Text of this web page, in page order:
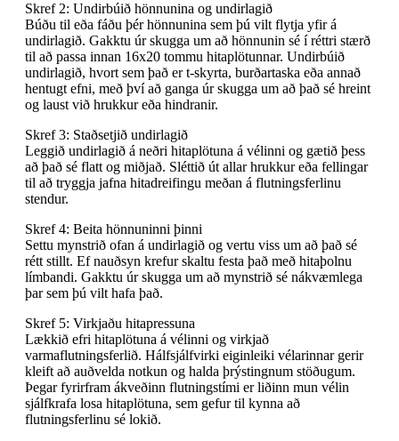
Skref 2: Undirbúið hönnunina og undirlagið
Búðu til eða fáðu þér hönnunina sem þú vilt flytja yfir á
undirlagið. Gakktu úr skugga um að hönnunin sé í réttri stærð
til að passa innan 16x20 tommu hitaplötunnar. Undirbúið
undirlagið, hvort sem það er t-skyrta, burðartaska eða annað
hentugt efni, með því að ganga úr skugga um að það sé hreint
og laust við hrukkur eða hindranir.
Skref 3: Staðsetjið undirlagið
Leggið undirlagið á neðri hitaplötuna á vélinni og gætið þess
að það sé flatt og miðjað. Sléttið út allar hrukkur eða fellingar
til að tryggja jafna hitadreifingu meðan á flutningsferlinu
stendur.
Skref 4: Beita hönnuninni þinni
Settu mynstrið ofan á undirlagið og vertu viss um að það sé
rétt stillt. Ef nauðsyn krefur skaltu festa það með hitaþolnu
límbandi. Gakktu úr skugga um að mynstrið sé nákvæmlega
þar sem þú vilt hafa það.
Skref 5: Virkjaðu hitapressuna
Lækkið efri hitaplötuna á vélinni og virkjað
varmaflutningsferlið. Hálfsjálfvirki eiginleiki vélarinnar gerir
kleift að auðvelda notkun og halda þrýstingnum stöðugum.
Þegar fyrirfram ákveðinn flutningstími er liðinn mun vélin
sjálfkrafa losa hitaplötuna, sem gefur til kynna að
flutningsferlinu sé lokið.